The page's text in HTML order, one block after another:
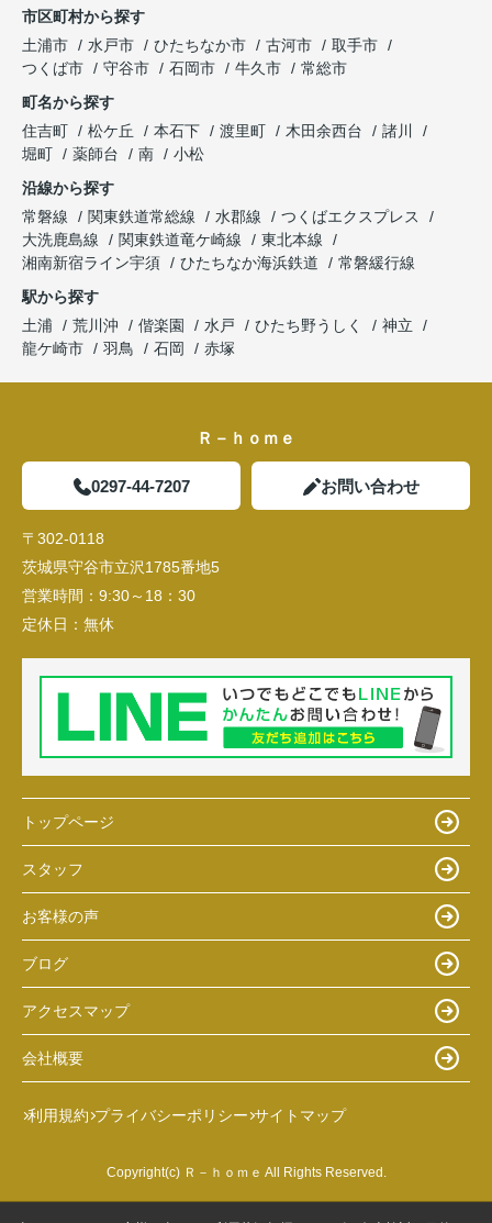
市区町村から探す
土浦市
水戸市 ひたちなか市 古河市
取手市
つくば市
守谷市 石岡市 牛久市
常総市
町名から探す
住吉町
松ケ丘 本石下 渡里町 木田余西台
諸川
堀町
薬師台 南
小松
沿線から探す
常磐線
関東鉄道常総線 水郡線
つくばエクスプレス
大洗鹿島線
関東鉄道竜ケ崎線
東北本線
湘南新宿ライン宇須
ひたちなか海浜鉄道
常磐緩行線
駅から探す
土浦
荒川沖 偕楽園 水戸 ひたち野うしく
神立
龍ケ崎市
羽鳥 石岡 赤塚
Ｒ－ｈｏｍｅ
0297-44-7207 お問い合わせ
〒302-0118
茨城県守谷市立沢1785番地5
営業時間： 9:30～18：30
定休日： 無休
トップページ
スタッフ
お客様の声
ブログ
アクセスマップ
会社概要
利用規約 プライバシーポリシー サイトマップ
Copyright(c) Ｒ－ｈｏｍｅ All Rights Reserved.